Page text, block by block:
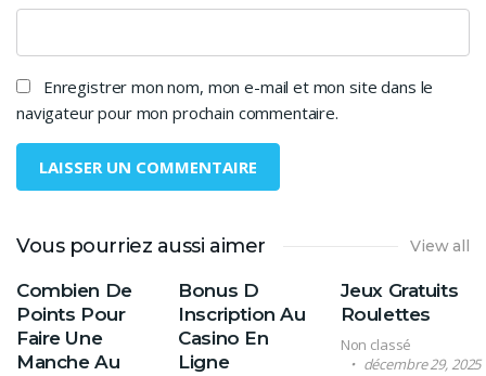
Enregistrer mon nom, mon e-mail et mon site dans le
navigateur pour mon prochain commentaire.
Vous pourriez aussi aimer View all
Combien De
Points Pour
Faire Une
Manche Au
Bonus D
Inscription Au
Casino En
Ligne
Jeux Gratuits
Roulettes
Non classé
décembre 29, 2025